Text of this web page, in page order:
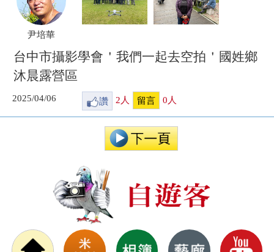
尹培華
台中市攝影學會＇我們一起去空拍＇國姓鄉
沐晨露營區
2025/04/06 讚 2 人 留言 0 人